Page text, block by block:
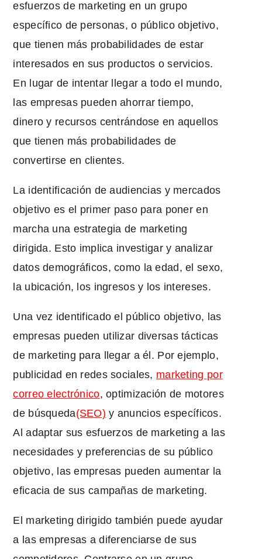
esfuerzos de marketing en un grupo
específico de personas, o público objetivo,
que tienen más probabilidades de estar
interesados en sus productos o servicios.
En lugar de intentar llegar a todo el mundo,
las empresas pueden ahorrar tiempo,
dinero y recursos centrándose en aquellos
que tienen más probabilidades de
convertirse en clientes.
La identificación de audiencias y mercados
objetivo es el primer paso para poner en
marcha una estrategia de marketing
dirigida. Esto implica investigar y analizar
datos demográficos, como la edad, el sexo,
la ubicación, los ingresos y los intereses.
Una vez identificado el público objetivo, las
empresas pueden utilizar diversas tácticas
de marketing para llegar a él. Por ejemplo,
publicidad en redes sociales, marketing por
correo electrónico, optimización de motores
de búsqueda(SEO) y anuncios específicos.
Al adaptar sus esfuerzos de marketing a las
necesidades y preferencias de su público
objetivo, las empresas pueden aumentar la
eficacia de sus campañas de marketing.
El marketing dirigido también puede ayudar
a las empresas a diferenciarse de sus